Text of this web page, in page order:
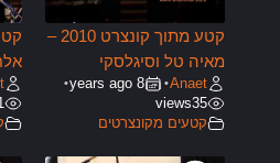
קטע מתוך קונצרט 2010 –
מאיה טל וסיגלסקי
Anaet
•
8 years ago
•
35
views
קטעים מקונצרטים